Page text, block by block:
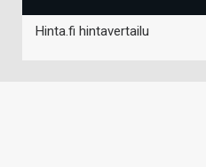
Hinta.fi hintavertailu